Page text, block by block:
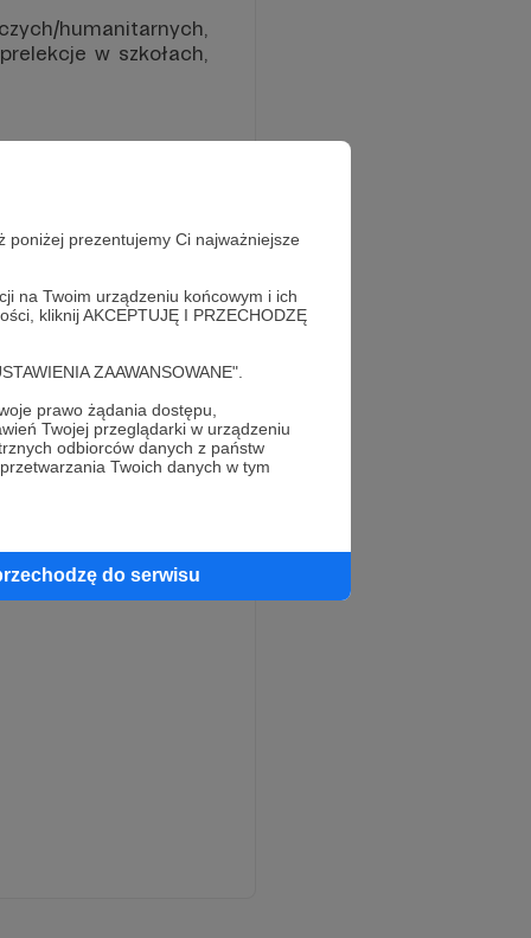
poniżej prezentujemy Ci najważniejsze
na Twoim urządzeniu końcowym i ich
kliknij AKCEPTUJĘ I PRZECHODZĘ
ZAAWANSOWANE".
prawo żądania dostępu,
Twojej przeglądarki w urządzeniu
odbiorców danych z państw
Twoich danych w tym
do serwisu
humanitarnych,
w szkołach,